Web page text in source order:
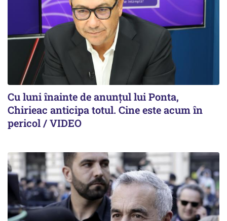
Cu luni înainte de anunțul lui Ponta,
Chirieac anticipa totul. Cine este acum în
pericol / VIDEO